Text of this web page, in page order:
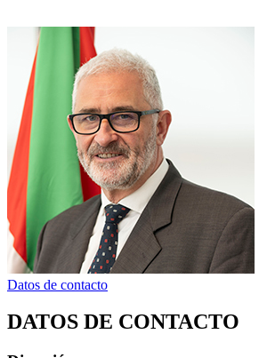
Datos de contacto
DATOS DE CONTACTO